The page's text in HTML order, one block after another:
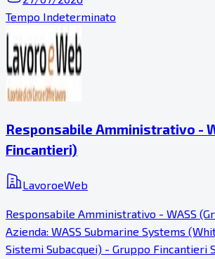
Tempo Indeterminato
Responsabile Amministrativo -
Fincantieri)
LavoroeWeb
Responsabile Amministrativo - WASS
Azienda: WASS Submarine Systems
Sistemi Subacquei) - Gruppo Fincantieri